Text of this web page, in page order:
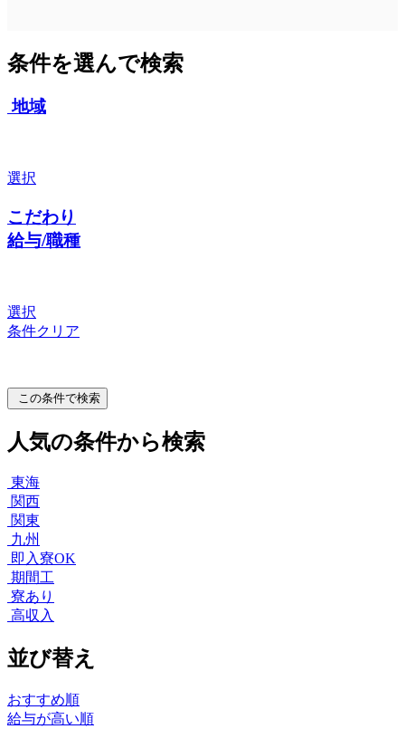
条件を選んで検索
地域
選択
こだわり
給与/職種
選択
条件クリア
この条件で検索
人気の条件から検索
東海
関西
関東
九州
即入寮OK
期間工
寮あり
高収入
並び替え
おすすめ順
給与が高い順